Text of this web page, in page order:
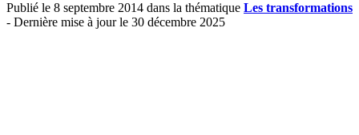
Publié le 8 septembre 2014 dans la thématique Les transformations
- Dernière mise à jour le 30 décembre 2025